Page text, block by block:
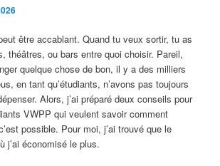
être accablant. Quand tu veux sortir, tu as
théâtres, ou bars entre quoi choisir. Pareil,
quelque chose de bon, il y a des milliers
en tant qu’étudiants, n’avons pas toujours
Alors, j’ai préparé deux conseils pour
VWPP qui veulent savoir comment
possible. Pour moi, j’ai trouvé que le
j’ai économisé le plus.